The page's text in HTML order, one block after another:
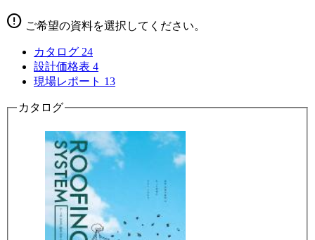
error ご希望の資料を選択してください。
カタログ 24
設計価格表 4
現場レポート 13
カタログ